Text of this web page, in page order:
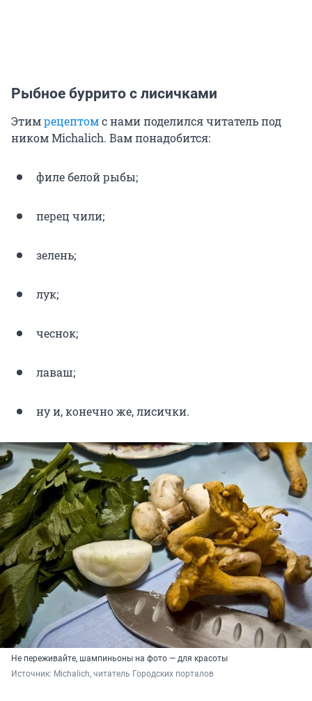
Рыбное буррито с лисичками
Этимрецептомс нами поделился читатель под
ником Michalich. Вам понадобится:
филе белой рыбы;
перец чили;
зелень;
лук;
чеснок;
лаваш;
ну и, конечно же, лисички.
Не переживайте, шампиньоны на фото — для красоты
Источник: Michalich, читатель Городских порталов